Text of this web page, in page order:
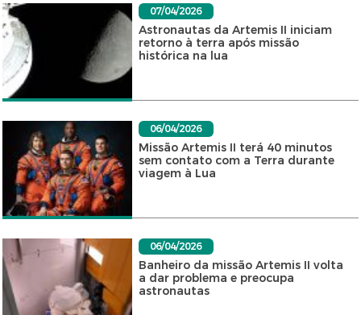
07/04/2026
Astronautas da Artemis II iniciam
retorno à terra após missão
histórica na lua
06/04/2026
Missão Artemis II terá 40 minutos
sem contato com a Terra durante
viagem à Lua
06/04/2026
Banheiro da missão Artemis II volta
a dar problema e preocupa
astronautas